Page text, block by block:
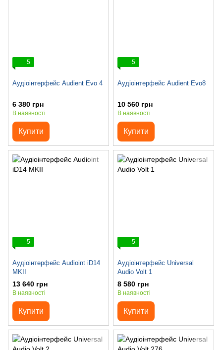
5
Аудіоінтерфейс Audient Evo 4
6 380 грн
В наявності
Купити
5
Аудіоінтерфейс Audient Evo8
10 560 грн
В наявності
Купити
5
Аудіоінтерфейс Audioint iD14
MKII
13 640 грн
В наявності
Купити
5
Аудіоінтерфейс Universal
Audio Volt 1
8 580 грн
В наявності
Купити